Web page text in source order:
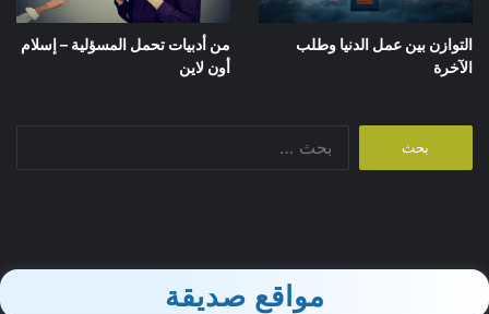
من أدبيات تحمل المسؤلية – إسلام
أون لاين
التوازن بين عمل الدنيا وطلب
الآخرة
عن:
مواقع صديقة